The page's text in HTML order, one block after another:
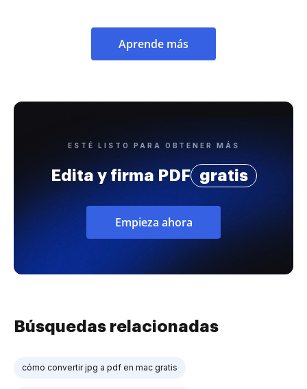
Aprende más
ESTÉ LISTO PARA OBTENER MÁS
Edita y firma PDF gratis
Empieza ahora
Búsquedas relacionadas
cómo convertir jpg a pdf en mac gratis